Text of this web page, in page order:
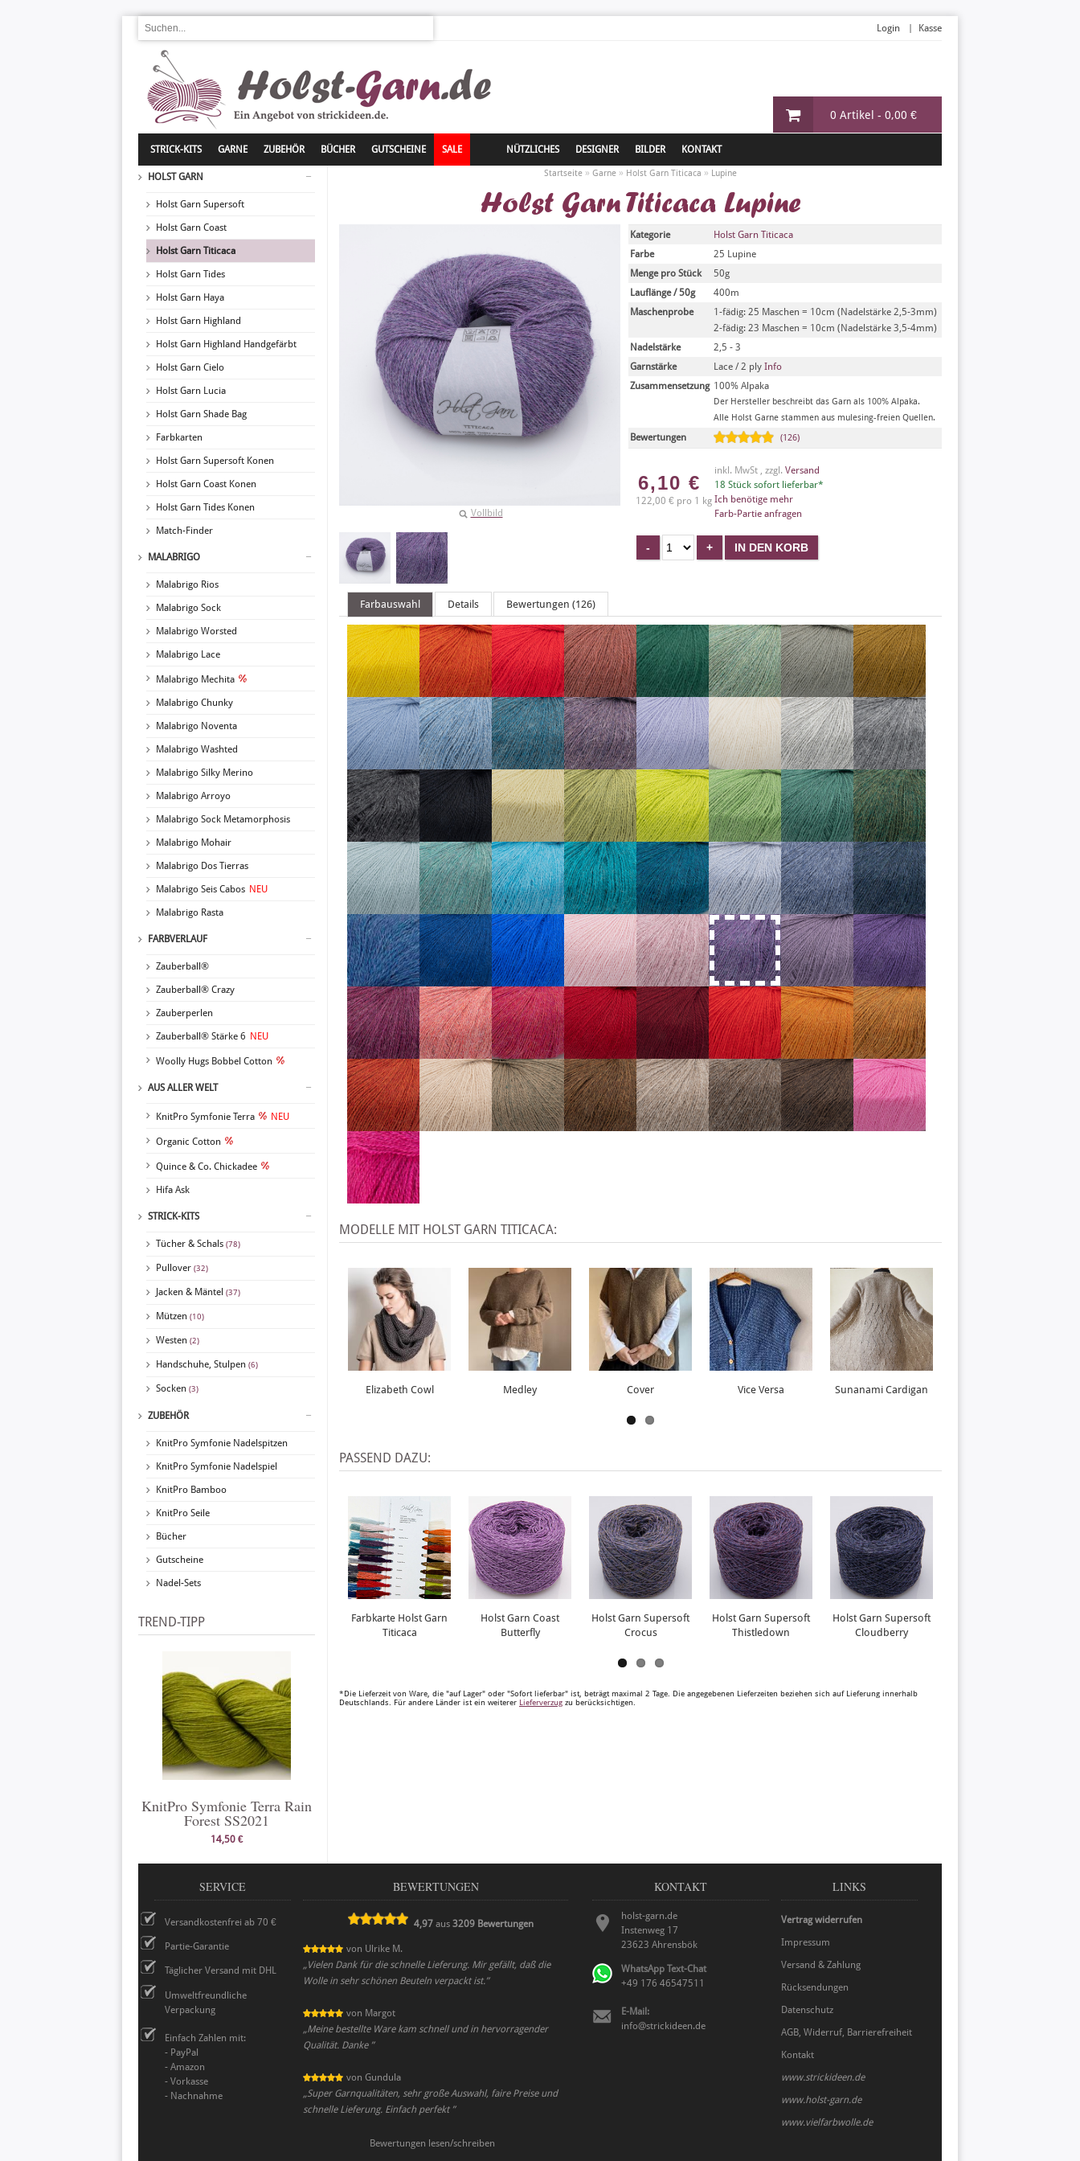
0 Artikel - 0,00 €
Login Kasse
STRICK-KITS GARNE ZUBEHÖR BÜCHER GUTSCHEINE SALE NÜTZLICHES DESIGNER BILDER KONTAKT
HOLST GARN
Holst Garn Supersoft
Holst Garn Coast
Holst Garn Titicaca
Holst Garn Tides
Holst Garn Haya
Holst Garn Highland
Holst Garn Highland Handgefärbt
Holst Garn Cielo
Holst Garn Lucia
Holst Garn Shade Bag
Farbkarten
Holst Garn Supersoft Konen
Holst Garn Coast Konen
Holst Garn Tides Konen
Match-Finder
MALABRIGO
Malabrigo Rios
Malabrigo Sock
Malabrigo Worsted
Malabrigo Lace
Malabrigo Mechita
Malabrigo Chunky
Malabrigo Noventa
Malabrigo Washted
Malabrigo Silky Merino
Malabrigo Arroyo
Malabrigo Sock Metamorphosis
Malabrigo Mohair
Malabrigo Dos Tierras
Malabrigo Seis Cabos NEU
Malabrigo Rasta
FARBVERLAUF
Zauberball®
Zauberball® Crazy
Zauberperlen
Zauberball® Stärke 6 NEU
Woolly Hugs Bobbel Cotton
AUS ALLER WELT
KnitPro Symfonie Terra NEU
Organic Cotton
Quince & Co. Chickadee
Hifa Ask
STRICK-KITS
Tücher & Schals (78)
Pullover (32)
Jacken & Mäntel (37)
Mützen (10)
Westen (2)
Handschuhe, Stulpen (6)
Socken (3)
ZUBEHÖR
KnitPro Symfonie Nadelspitzen
KnitPro Symfonie Nadelspiel
KnitPro Bamboo
KnitPro Seile
Bücher
Gutscheine
Nadel-Sets
TREND-TIPP
KnitPro Symfonie Terra Rain
Forest SS2021
14,50 €
Startseite » Garne » Holst Garn Titicaca » Lupine
Holst Garn Titicaca Lupine
Vollbild
Kategorie
Holst Garn Titicaca
Farbe
25 Lupine
Menge pro Stück
50g
Lauflänge / 50g
400m
Maschenprobe
1-fädig: 25 Maschen = 10cm (Nadelstärke 2,5-3mm)
2-fädig: 23 Maschen = 10cm (Nadelstärke 3,5-4mm)
Nadelstärke
2,5 - 3
Garnstärke
Lace / 2 ply Info
Zusammensetzung 100% Alpaka
Der Hersteller beschreibt das Garn als 100% Alpaka.
Alle Holst Garne stammen aus mulesing-freien Quellen.
Bewertungen (126)
6,10 €
122,00 € pro 1 kg
inkl. MwSt , zzgl. Versand
18 Stück sofort lieferbar*
Ich benötige mehr
Farb-Partie anfragen
Farbauswahl Details Bewertungen (126)
MODELLE MIT HOLST GARN TITICACA:
Elizabeth Cowl Medley Cover Vice Versa Sunanami Cardigan
PASSEND DAZU:
Farbkarte Holst Garn
Titicaca
Holst Garn Coast
Butterfly
Holst Garn Supersoft
Crocus
Holst Garn Supersoft
Thistledown
Holst Garn Supersoft
Cloudberry
*Die Lieferzeit von Ware, die "auf Lager" oder "Sofort lieferbar" ist, beträgt maximal 2 Tage. Die angegebenen Lieferzeiten beziehen sich auf Lieferung innerhalb
Deutschlands. Für andere Länder ist ein weiterer Lieferverzug zu berücksichtigen.
SERVICE
Versandkostenfrei ab 70 €
Partie-Garantie
Täglicher Versand mit DHL
Umweltfreundliche
Verpackung
Einfach Zahlen mit:
- PayPal
- Amazon
- Vorkasse
- Nachnahme
BEWERTUNGEN
4,97 aus3209 Bewertungen
von Ulrike M.
„Vielen Dank für die schnelle Lieferung. Mir gefällt, daß die
Wolle in sehr schönen Beuteln verpackt ist.”
von Margot
„Meine bestellte Ware kam schnell und in hervorragender
Qualität. Danke ”
von Gundula
„Super Garnqualitäten, sehr große Auswahl, faire Preise und
schnelle Lieferung. Einfach perfekt ”
Bewertungen lesen/schreiben
KONTAKT
holst-garn.de
Instenweg 17
23623 Ahrensbök
WhatsApp Text-Chat
+49 176 46547511
E-Mail:
info@strickideen.de
LINKS
Vertrag widerrufen
Impressum
Versand & Zahlung
Rücksendungen
Datenschutz
AGB, Widerruf, Barrierefreiheit
Kontakt
www.strickideen.de
www.holst-garn.de
www.vielfarbwolle.de